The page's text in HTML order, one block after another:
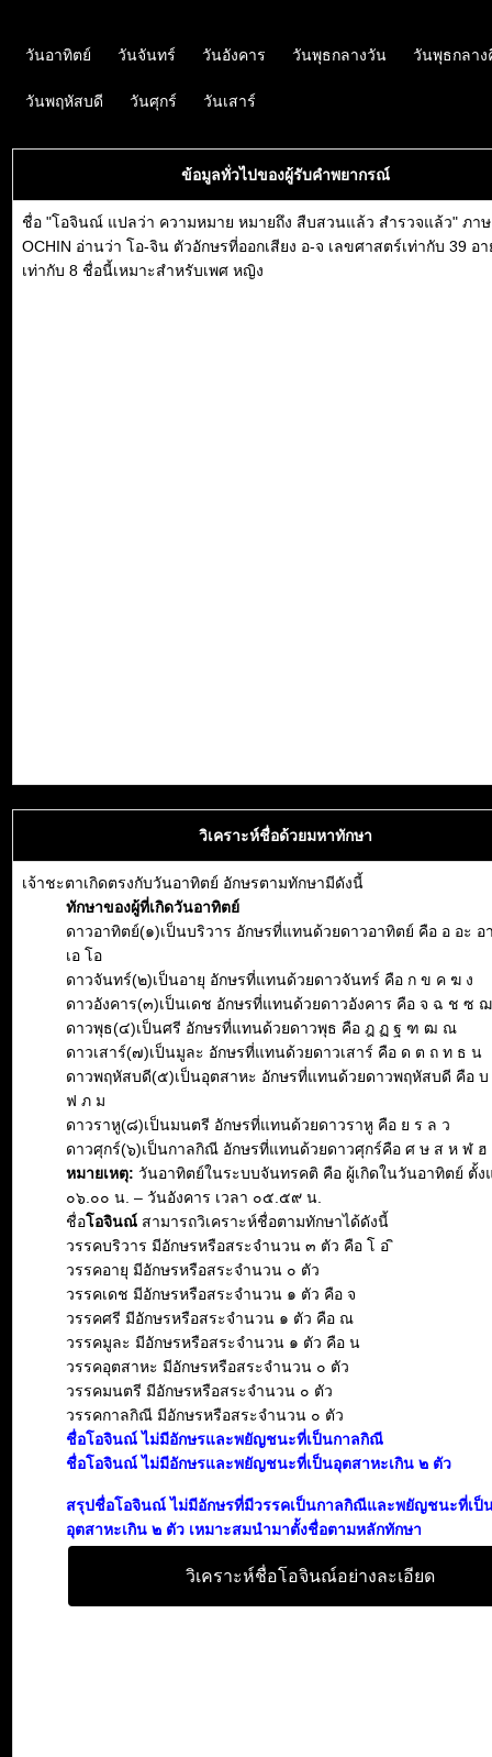
วันอาทิตย์ วันจันทร์ วันอังคาร วันพุธกลางวัน วันพุธกลา
วันพฤหัสบดี วันศุกร์ วันเสาร์
ข้อมูลทั่วไปของผู้รับคำพยากรณ์
ชื่อ "โอจินณ์ แปลว่า ความหมาย หมายถึง สืบสวนแล้ว สำรวจแล้ว" ภาษ
OCHIN อ่านว่า โอ-จิน ตัวอักษรที่ออกเสียง อ-จ เลขศาสตร์เท่ากับ 39 อ
เท่ากับ 8 ชื่อนี้เหมาะสำหรับเพศ หญิง
วิเคราะห์ชื่อด้วยมหาทักษา
เจ้าชะตาเกิดตรงกับวันอาทิตย์ อักษรตามทักษามีดังนี้
ทักษาของผู้ที่เกิดวันอาทิตย์
ดาวอาทิตย์(๑)เป็นบริวาร อักษรที่แทนด้วยดาวอาทิตย์ คือ อ อะ อ
เอ โอ
ดาวจันทร์(๒)เป็นอายุ อักษรที่แทนด้วยดาวจันทร์ คือ ก ข ค ฆ ง
ดาวอังคาร(๓)เป็นเดช อักษรที่แทนด้วยดาวอังคาร คือ จ ฉ ช ซ
ดาวพุธ(๔)เป็นศรี อักษรที่แทนด้วยดาวพุธ คือ ฎ ฏ ฐ ฑ ฒ ณ
ดาวเสาร์(๗)เป็นมูละ อักษรที่แทนด้วยดาวเสาร์ คือ ด ต ถ ท ธ น
ดาวพฤหัสบดี(๕)เป็นอุตสาหะ อักษรที่แทนด้วยดาวพฤหัสบดี คือ บ
ฟ ภ ม
ดาวราหู(๘)เป็นมนตรี อักษรที่แทนด้วยดาวราหู คือ ย ร ล ว
ดาวศุกร์(๖)เป็นกาลกิณี อักษรที่แทนด้วยดาวศุกร์คือ ศ ษ ส ห ฬ ฮ
หมายเหตุ: วันอาทิตย์ในระบบจันทรคติ คือ ผู้เกิดในวันอาทิตย์ ตั้ง
๐๖.๐๐ น. – วันอังคาร เวลา ๐๕.๕๙ น.
ชื่อโอจินณ์ สามารถวิเคราะห์ชื่อตามทักษาได้ดังนี้
วรรคบริวาร มีอักษรหรือสระจำนวน ๓ ตัว คือ โ อ ิ
วรรคอายุ มีอักษรหรือสระจำนวน ๐ ตัว
วรรคเดช มีอักษรหรือสระจำนวน ๑ ตัว คือ จ
วรรคศรี มีอักษรหรือสระจำนวน ๑ ตัว คือ ณ
วรรคมูละ มีอักษรหรือสระจำนวน ๑ ตัว คือ น
วรรคอุตสาหะ มีอักษรหรือสระจำนวน ๐ ตัว
วรรคมนตรี มีอักษรหรือสระจำนวน ๐ ตัว
วรรคกาลกิณี มีอักษรหรือสระจำนวน ๐ ตัว
ชื่อโอจินณ์ ไม่มีอักษรและพยัญชนะที่เป็นกาลกิณี
ชื่อโอจินณ์ ไม่มีอักษรและพยัญชนะที่เป็นอุตสาหะเกิน ๒ ตัว
สรุปชื่อโอจินณ์ ไม่มีอักษรที่มีวรรคเป็นกาลกิณีและพยัญชนะที่เป็
อุตสาหะเกิน ๒ ตัว เหมาะสมนำมาตั้งชื่อตามหลักทักษา
วิเคราะห์ชื่อโอจินณ์อย่างละเอียด